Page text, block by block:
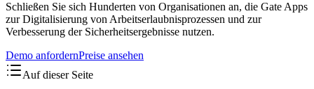
Schließen Sie sich Hunderten von Organisationen an, die Gate Apps
zur Digitalisierung von Arbeitserlaubnisprozessen und zur
Verbesserung der Sicherheitsergebnisse nutzen.
Demo anfordernPreise ansehen
Auf dieser Seite